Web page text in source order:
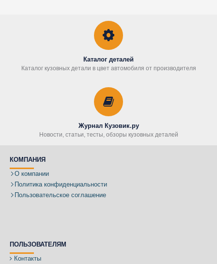
Каталог деталей
Каталог кузовных детали в цвет автомобиля от производителя
Журнал Кузовик.ру
Новости, статьи, тесты, обзоры кузовных деталей
КОМПАНИЯ
О компании
Политика конфиденциальности
Пользовательское соглашение
ПОЛЬЗОВАТЕЛЯМ
Контакты